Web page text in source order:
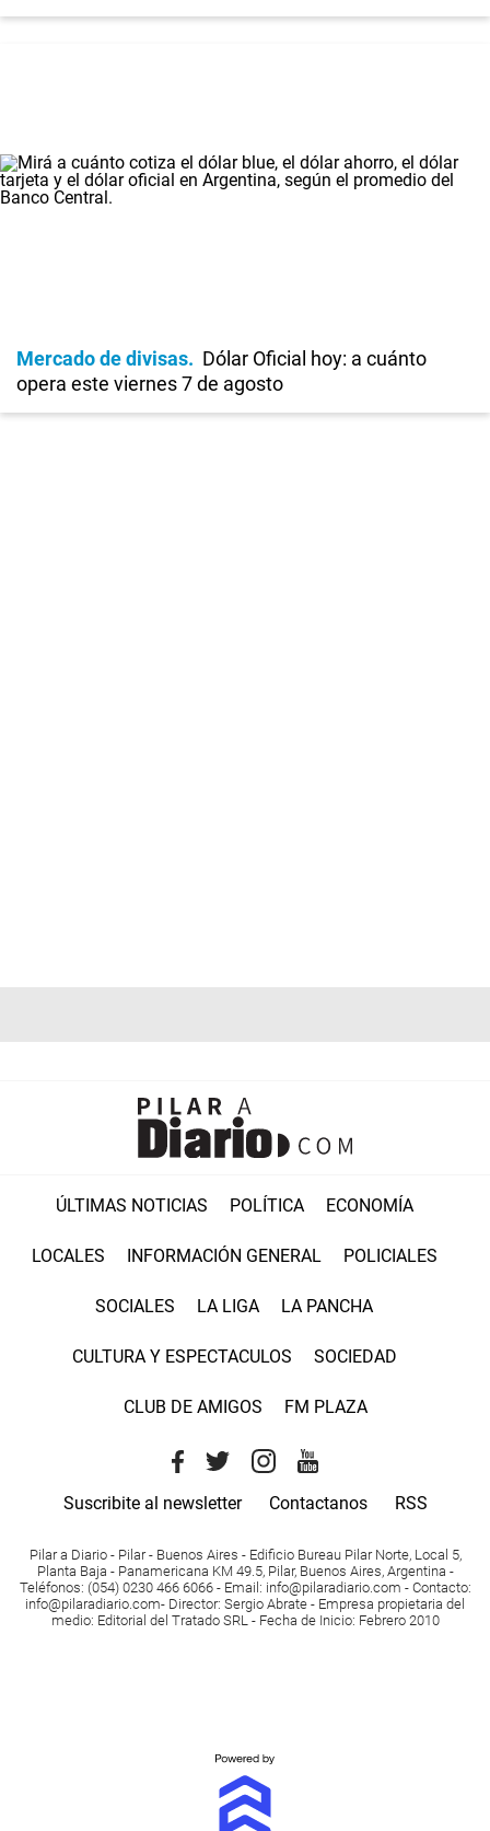
Mercado de divisas
Dólar Oficial hoy: a cuánto
opera este viernes 7 de agosto
ÚLTIMAS NOTICIAS POLÍTICA ECONOMÍA
LOCALES INFORMACIÓN GENERAL POLICIALES
SOCIALES LA LIGA LA PANCHA
CULTURA Y ESPECTACULOS SOCIEDAD
CLUB DE AMIGOS FM PLAZA
Suscribite al newsletter Contactanos RSS
Pilar a Diario - Pilar - Buenos Aires - Edificio Bureau Pilar Norte, Local 5,
Planta Baja - Panamericana KM 49.5, Pilar, Buenos Aires, Argentina -
Teléfonos: (054) 0230 466 6066 - Email : info@pilaradiario.com - Contacto:
info@pilaradiario.com- Director: Sergio Abrate - Empresa propietaria del
medio: Editorial del Tratado SRL - Fecha de Inicio: Febrero 2010